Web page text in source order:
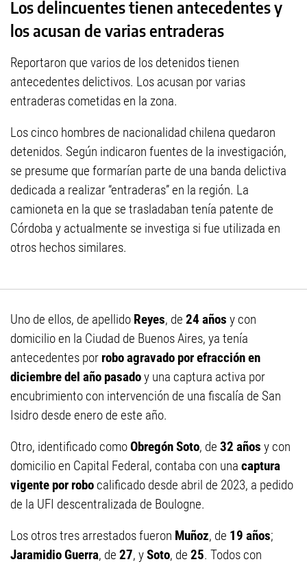
Los delincuentes tienen antecedentes y
los acusan de varias entraderas
Reportaron que varios de los detenidos tienen
antecedentes delictivos. Los acusan por varias
entraderas cometidas en la zona.
Los cinco hombres de nacionalidad chilena quedaron
detenidos. Según indicaron fuentes de la investigación,
se presume que formarían parte de una banda delictiva
dedicada a realizar “entraderas” en la región. La
camioneta en la que se trasladaban tenía patente de
Córdoba y actualmente se investiga si fue utilizada en
otros hechos similares.
Uno de ellos, de apellido Reyes, de 24 años y con
domicilio en la Ciudad de Buenos Aires, ya tenía
antecedentes por robo agravado por efracción en
diciembre del año pasadoy una captura activa por
encubrimiento con intervención de una fiscalía de San
Isidro desde enero de este año.
Otro, identificado comoObregón Soto, de 32 años y con
domicilio en Capital Federal, contaba con una captura
vigente por robo calificado desde abril de 2023, a pedido
de la UFI descentralizada de Boulogne.
Los otros tres arrestados fueron Muñoz, de 19 años;
Jaramidio Guerra, de 27, ySoto, de 25. Todos con